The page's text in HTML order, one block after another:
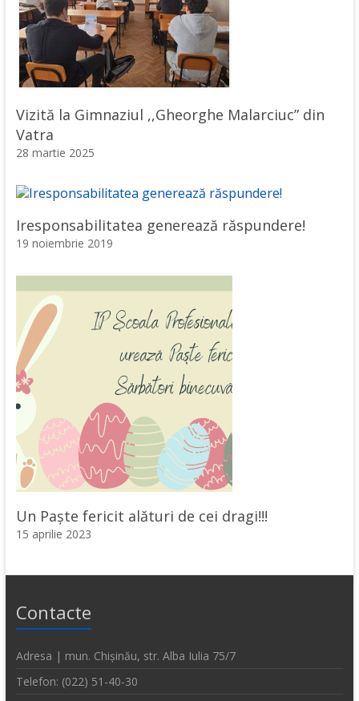
Vizită la Gimnaziul ,,Gheorghe Malarciuc” din
Vatra
28 martie 2025
Iresponsabilitatea generează răspundere!
19 noiembrie 2019
Un Paște fericit alături de cei dragi!!!
15 aprilie 2023
Contacte
Adresa | mun. Chișinău, str. Alba Iulia 75/7
Telefon: (022) 51-40-30